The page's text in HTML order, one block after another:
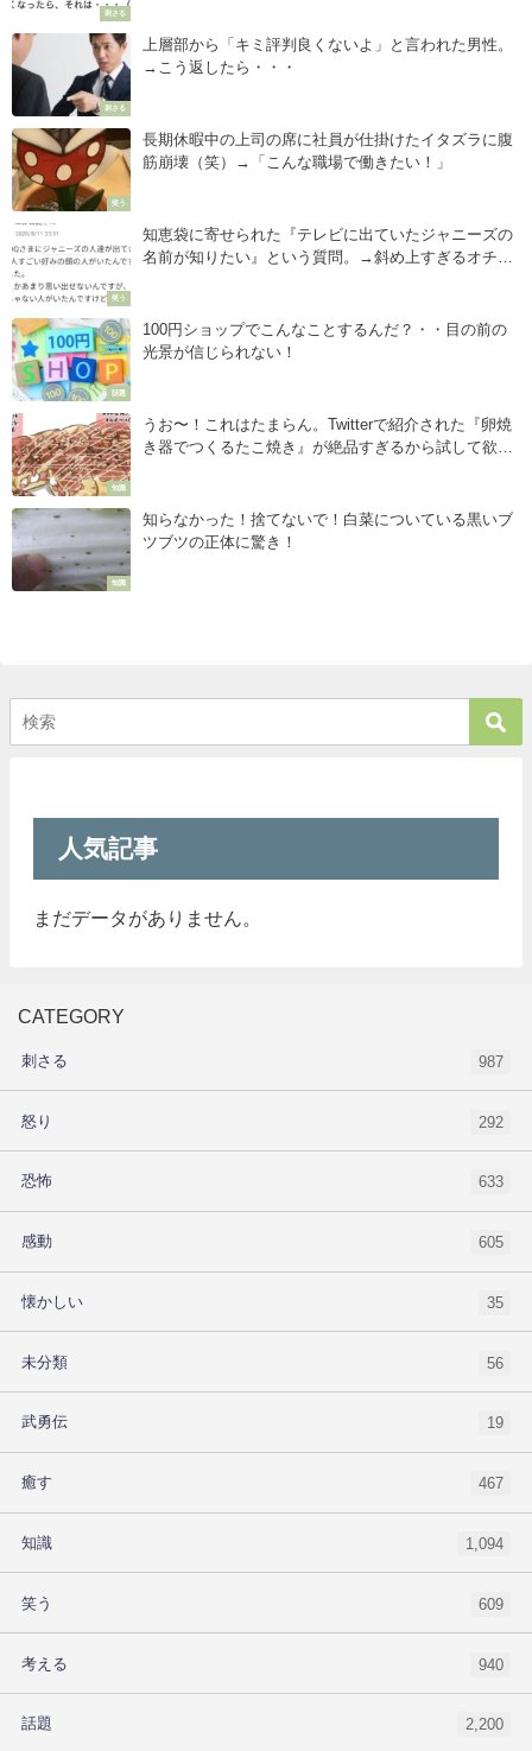
刺さる
刺さる
上層部から「キミ評判良くないよ」と言われた男性。
→こう返したら・・・
笑う
長期休暇中の上司の席に社員が仕掛けたイタズラに腹
筋崩壊（笑）→「こんな職場で働きたい！」
笑う
知恵袋に寄せられた『テレビに出ていたジャニーズの
名前が知りたい』という質問。→斜め上すぎるオチに
話題
100円ショップでこんなことするんだ？・・目の前の
光景が信じられない！
知識
うお〜！これはたまらん。Twitterで紹介された『卵焼
き器でつくるたこ焼き』が絶品すぎるから試して欲し
知識
知らなかった！捨てないで！白菜についている黒いブ
ツブツの正体に驚き！
人気記事
まだデータがありません。
CATEGORY
刺さる 987
怒り 292
恐怖 633
感動 605
懐かしい 35
未分類 56
武勇伝 19
癒す 467
知識 1,094
笑う 609
考える 940
話題 2,200